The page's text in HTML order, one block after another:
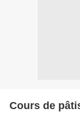
Cours de